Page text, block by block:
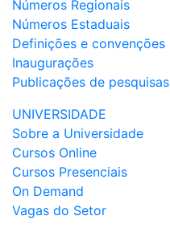
Números Regionais
Números Estaduais
Definições e convenções
Inaugurações
Publicações de pesquisas
UNIVERSIDADE
Sobre a Universidade
Cursos Online
Cursos Presenciais
On Demand
Vagas do Setor